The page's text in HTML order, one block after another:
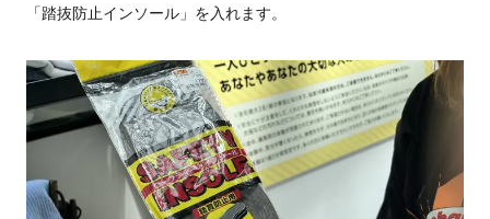
「踏抜防止インソール」を入れます。